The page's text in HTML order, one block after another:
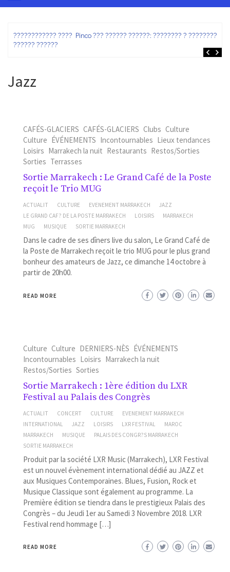
???????????? ???? Pinco ??? ?????? ??????: ???????? ? ???????? ?
?????? ??????
Jazz
CAFÉS-GLACIERS CAFÉS-GLACIERS Clubs Culture
Culture ÉVÉNEMENTS Incontournables Lieux tendances
Loisirs Marrakech la nuit Restaurants Restos/Sorties
Sorties Terrasses
Sortie Marrakech : Le Grand Café de la Poste
reçoit le Trio MUG
ACTUALIT CULTURE EVENEMENT MARRAKECH
JAZZ
LE GRAND CAF? DE LA POSTE MARRAKECH
LOISIRS
MARRAKECH
MUG
MUSIQUE SORTIE MARRAKECH
Dans le cadre de ses dîners live du salon, Le Grand Café de
la Poste de Marrakech reçoit le trio MUG pour le plus grand
bonheur des amateurs de Jazz, ce dimanche 14 octobre à
partir de 20h00.
READ MORE
Culture Culture DERNIERS-NÈS ÉVÉNEMENTS
Incontournables Loisirs Marrakech la nuit
Restos/Sorties Sorties
Sortie Marrakech : 1ère édition du LXR
Festival au Palais des Congrès
ACTUALIT CONCERT CULTURE
EVENEMENT MARRAKECH
INTERNATIONAL
JAZZ LOISIRS LXR FESTIVAL
MAROC
MARRAKECH
MUSIQUE
PALAIS DES CONGR?S MARRAKECH
SORTIE MARRAKECH
Produit par la société LXR Music (Marrakech), LXR Festival
est un nouvel évènement international dédié au JAZZ et
aux Musiques Contemporaines. Blues, Fusion, Rock et
Musique Classique sont également au programme. La
Première édition se tiendra dans le prestigieux Palais des
Congrès – du Jeudi 1er au Samedi 3 Novembre 2018. LXR
Festival rend hommage […]
READ MORE